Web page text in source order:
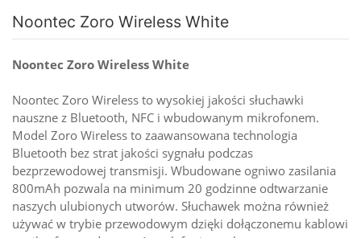
Noontec Zoro Wireless White
Noontec Zoro Wireless White
Noontec Zoro Wireless to wysokiej jakości słuchawki
nauszne z Bluetooth, NFC i wbudowanym mikrofonem.
Model Zoro Wireless to zaawansowana technologia
Bluetooth bez strat jakości sygnału podczas
bezprzewodowej transmisji. Wbudowane ogniwo zasilania
800mAh pozwala na minimum 20 godzinne odtwarzanie
naszych ulubionych utworów. Słuchawek można również
używać w trybie przewodowym dzięki dołączonemu kablowi